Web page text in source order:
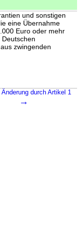
und sonstigen
eine Übernahme
Euro oder mehr
zwingenden
durch Artikel 1
→